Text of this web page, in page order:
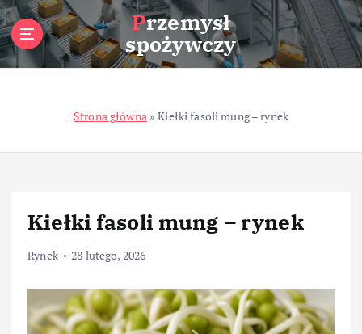
S
k
i
p
n
Przemysł
spożywczy
Strona główna »Kiełki fasoli mung – rynek
Kiełki fasoli mung – rynek
Rynek 28 lutego, 2026